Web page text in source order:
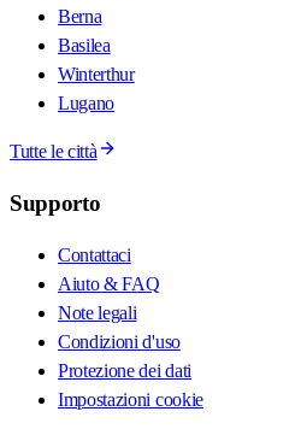
Berna
Basilea
Winterthur
Lugano
Tutte le città
Supporto
Contattaci
Aiuto & FAQ
Note legali
Condizioni d'uso
Protezione dei dati
Impostazioni cookie